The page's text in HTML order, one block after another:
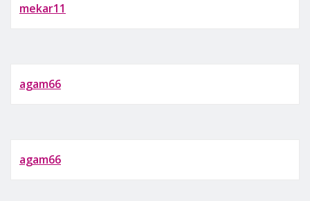
mekar11
agam66
agam66